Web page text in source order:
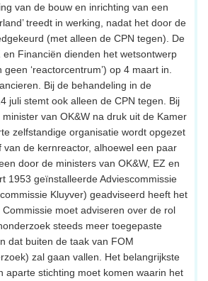
van de bouw en inrichting van een
treedt in werking, nadat het door de
(met alleen de CPN tegen). De
en Financiën dienden het wetsontwerp
‘reactorcentrum’) op 4 maart in.
Bij de behandeling in de
juli stemt ook alleen de CPN tegen. Bij
van OK&W na druk uit de Kamer
zelfstandige organisatie wordt opgezet
van de kernreactor, alhoewel een paar
door de ministers van OK&W, EZ en
1953 geïnstalleerde Adviescommissie
Kluyver) geadviseerd heeft het
moet adviseren over de rol
steeds meer toegepaste
dat buiten de taak van FOM
zal gaan vallen. Het belangrijkste
aparte stichting moet komen waarin het